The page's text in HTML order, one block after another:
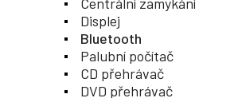
Displej
Bluetooth
Palubní počítač
CD přehrávač
DVD přehrávač